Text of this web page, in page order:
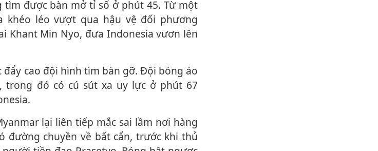
tìm được bàn mở tỉ số ở phút 45. Từ một
khéo léo vượt qua hậu vệ đối phương
Khant Min Nyo, đưa Indonesia vươn lên
đó có cú sút xa uy lực ở phút 67
đường chuyền về bất cẩn, trước khi thủ